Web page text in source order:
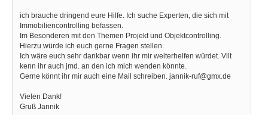
ich brauche dringend eure Hilfe. Ich suche Experten, die sich mit
Immobiliencontrolling befassen.
Im Besonderen mit den Themen Projekt und Objektcontrolling.
Hierzu würde ich euch gerne Fragen stellen.
Ich wäre euch sehr dankbar wenn ihr mir weiterhelfen würdet. Vllt
kenn ihr auch jmd. an den ich mich wenden könnte.
Gerne könnt ihr mir auch eine Mail schreiben. jannik-ruf@gmx.de
Vielen Dank!
Gruß Jannik